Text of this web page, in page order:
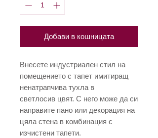
Добави в кошницата
Внесете индустриален стил на
помещението с тапет имитиращ
ненатрапчива тухла в
светлосив цвят. С него може да си
направите пано или декорация на
цяла стена в комбинация с
изчистени тапети.